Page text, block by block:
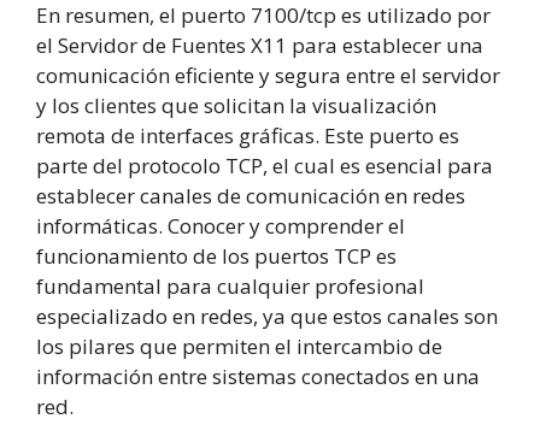
En resumen, el puerto 7100/tcp es utilizado por
el Servidor de Fuentes X11 para establecer una
comunicación eficiente y segura entre el servidor
y los clientes que solicitan la visualización
remota de interfaces gráficas. Este puerto es
parte del protocolo TCP, el cual es esencial para
establecer canales de comunicación en redes
informáticas. Conocer y comprender el
funcionamiento de los puertos TCP es
fundamental para cualquier profesional
especializado en redes, ya que estos canales son
los pilares que permiten el intercambio de
información entre sistemas conectados en una
red.